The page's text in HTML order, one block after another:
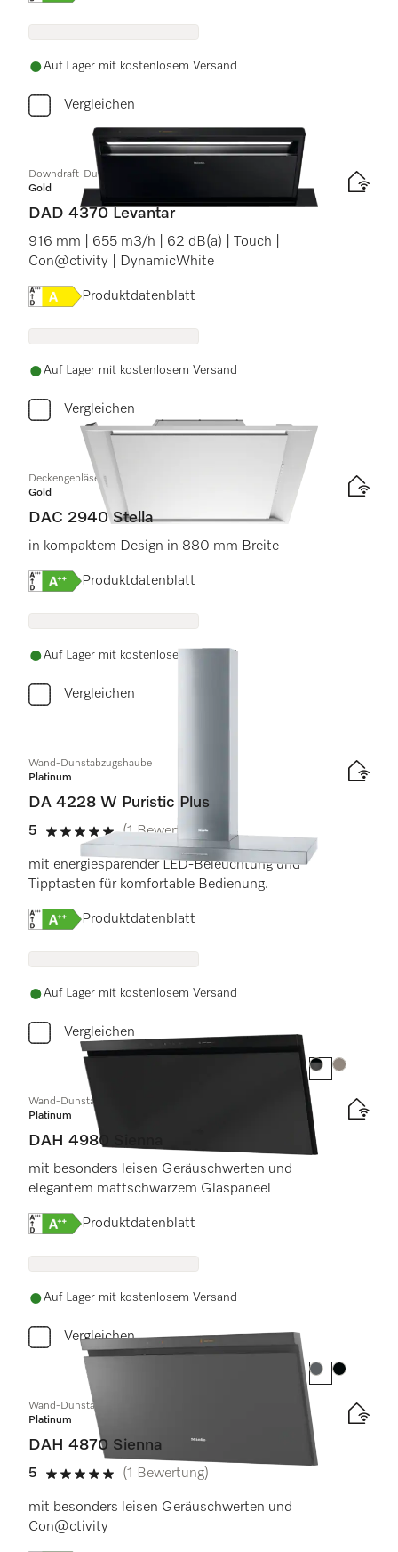
Auf Lager mit kostenlosem Versand
Vergleichen
Downdraft-Dunstabzug
Gold
DAD 4370 Levantar
916 mm | 655 m3/h | 62 dB(a) | Touch |
Con@ctivity | DynamicWhite
Onlinelabel Image, Energielabel
Produktdatenblatt
Auf Lager mit kostenlosem Versand
Vergleichen
Deckengebläse
Gold
DAC 2940 Stella
in kompaktem Design in 880 mm Breite
Onlinelabel Image, Energielabel
Produktdatenblatt
Auf Lager mit kostenlosem Versand
Vergleichen
Wand-Dunstabzugshaube
Platinum
DA 4228 W Puristic Plus
5
5 Sterne von 5
(1 Bewertung)
mit energiesparender LED-Beleuchtung und
Tipptasten für komfortable Bedienung.
Onlinelabel Image, Energielabel
Produktdatenblatt
Auf Lager mit kostenlosem Versand
Vergleichen
Farbe:Farbe:
Wand-Dunstabzugshaube
Platinum
DAH 4980 Sienna
mit besonders leisen Geräuschwerten und
elegantem mattschwarzem Glaspaneel
Onlinelabel Image, Energielabel
Produktdatenblatt
Auf Lager mit kostenlosem Versand
Vergleichen
Farbe:Farbe:
Wand-Dunstabzugshaube
Platinum
DAH 4870 Sienna
5
5 Sterne von 5
(1 Bewertung)
mit besonders leisen Geräuschwerten und
Con@ctivity